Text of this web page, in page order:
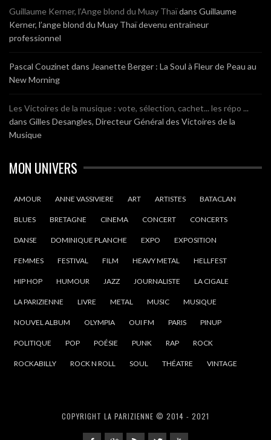
Guillaume Kerner, l’Ange blond du Muay Thaïdans Guillaume
Kerner, l’ange blond du Muay Thaï devenu entraineur
professionnel
Pascal Couzinet dans Jeanette Berger : La Soul à Fleur de Peau au
New Morning
Les Victoires de la musique : vote, sélection, cachet... les répo ...
dans Gilles Desangles, Directeur Général des Victoires de la
Musique
MON UNIVERS
AMOUR ANNE VASSIVIERE ART ARTISTES BATACLAN
BLUES BRETAGNE CINEMA CONCERT CONCERTS
DANSE DOMINIQUE PLANCHE EXPO EXPOSITION
FEMMES FESTIVAL FILM HEAVY METAL HELLFEST
HIP HOP HUMOUR JAZZ JOURNALISTE LA CIGALE
LA PARIZIENNE LIVRE METAL MUSIC MUSIQUE
NOUVEL ALBUM OLYMPIA OUI FM PARIS PINUP
POLITIQUE POP POÉSIE PUNK RAP ROCK
ROCKABILLY ROCK N ROLL SOUL THÉATRE VINTAGE
COPYRIGHT LA PARIZIENNE © 2014 - 2021